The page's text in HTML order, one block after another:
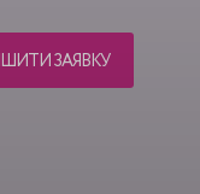
ЗАЯВКУ